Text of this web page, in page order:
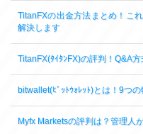
TitanFXの出金方法まとめ！こ
解決します
TitanFX(ﾀｲﾀﾝFX)の評判！Q&A
bitwallet(ﾋﾞｯﾄｳｫﾚｯﾄ)とは！9つ
Myfx Marketsの評判は？管理人